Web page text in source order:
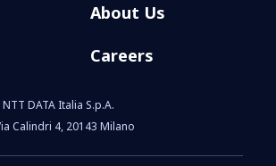
About Us
Careers
DATA Italia S.p.A.
Calindri 4, 20143 Milano